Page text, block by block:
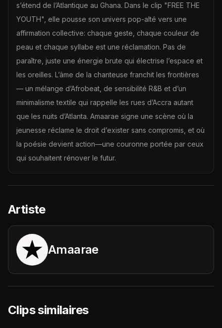
s’étend de l’Atlantique au Ghana. Dans le clip "FREE THE
YOUTH", elle pousse son univers pop-alté vers une
affirmation collective: chaque geste, chaque couleur de
peau et chaque syllabe est une réclamation. Pas de
paraître, juste une énergie brute qui électrise l’espace et
les oreilles. L’âme de la chanteuse franchit les frontières
— un mélange d’Afrobeat, de sensibilité R&B et d’un
minimalisme textile qui rappelle les rues d’Accra autant
que les nuits d’Atlanta. Amaarae signe une scène où la
jeunesse réclame le droit d’exister sans compromis, et où
la poésie devient action—une couronne portée par ceux
qui souhaitent rénover le futur.
Artiste
Amaarae
Clips similaires